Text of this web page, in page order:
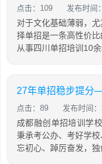
点击：109 发布时间
对于文化基础薄弱，
择单招是一条高性价
从事四川单招培训10余
点击：89 发布时间
成都融创单招培训学
秉承考公办、考好学
忘初心、踔厉奋发，